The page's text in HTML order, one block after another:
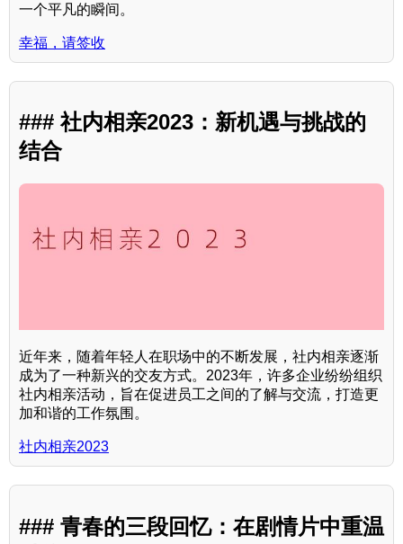
一个平凡的瞬间。
幸福，请签收
### 社内相亲2023：新机遇与挑战的
结合
近年来，随着年轻人在职场中的不断发展，社内相亲逐渐
成为了一种新兴的交友方式。2023年，许多企业纷纷组织
社内相亲活动，旨在促进员工之间的了解与交流，打造更
加和谐的工作氛围。
社内相亲2023
### 青春的三段回忆：在剧情片中重温